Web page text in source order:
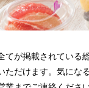
てが掲載されている
ただけます。気にな